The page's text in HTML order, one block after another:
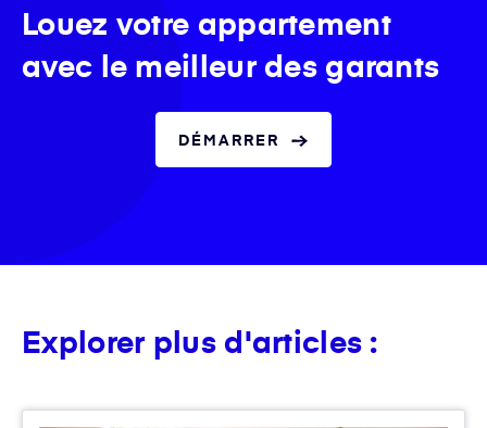
Louez votre appartement
avec le meilleur des garants
DÉMARRER
Explorer plus d'articles :